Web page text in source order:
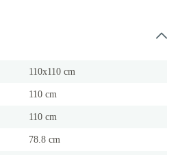
110x110 cm
110 cm
110 cm
78.8 cm